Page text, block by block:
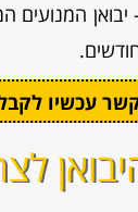
המנועים
עכשיו